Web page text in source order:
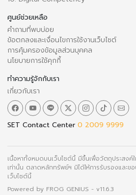
ศูนย์ช่วยเหลือ
คำถามที่พบบ่อย
ข้อตกลงและเงื่อนไขการใช้งานเว็บไซต์
การคุ้มครองข้อมูลส่วนบุคคล
นโยบายการใช้คุกกี้
ทำความรู้จักกับเรา
เกี่ยวกับเรา
SET Contact Center 0 2009 9999
เนื้อหาทั้งหมดบนเว็บไซต์นี้ มีขึ้นเพื่อวัตถุประสงค์ใ
เท่านั้น ตลาดหลักทรัพย์ฯ มิได้ให้การรับรองและข
เว็บไซต์นี้
Powered by FROG GENIUS - v11.6.3